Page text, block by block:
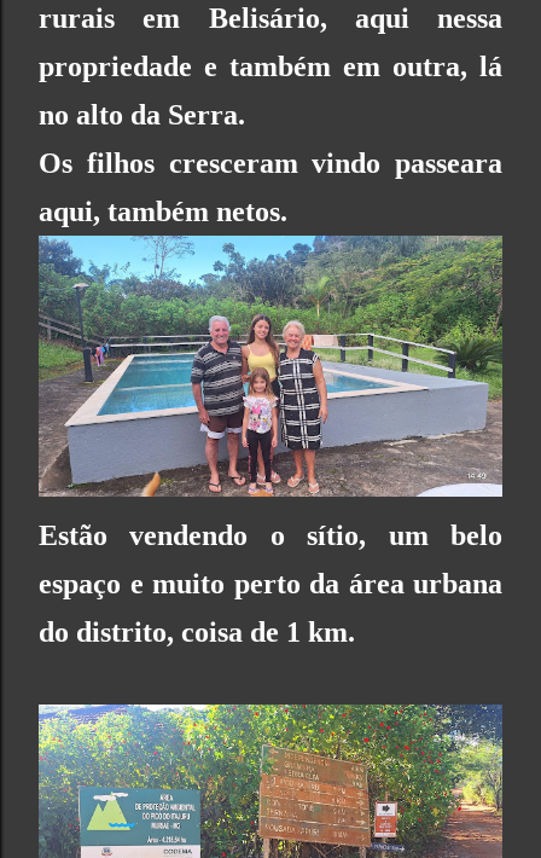
rurais em Belisário, aqui nessa
propriedade e também em outra, lá
no alto da Serra.
Os filhos cresceram vindo passeara
aqui, também netos.
Estão vendendo o sítio, um belo
espaço e muito perto da área urbana
do distrito, coisa de 1 km.